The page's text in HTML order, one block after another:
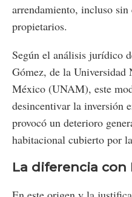
arrendamiento, incluso
propietarios.
Según el análisis jurídico
Gómez, de la Universidad
México (UNAM), este
desincentivar la inversión
provocó un deterioro
habitacional cubierto por
La diferencia con